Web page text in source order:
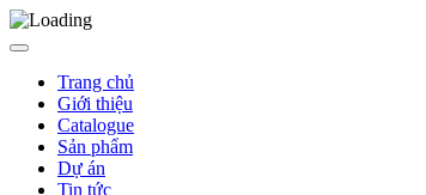
Trang chủ
Giới thiệu
Catalogue
Sản phẩm
Dự án
Tin tức